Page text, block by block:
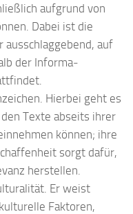
aufgrund von
Dabei ist die
auf
der Informa­
Hierbei geht es
Texte abseits ihrer
können; ihre
sorgt dafür,
herstellen.
Er weist
Faktoren,